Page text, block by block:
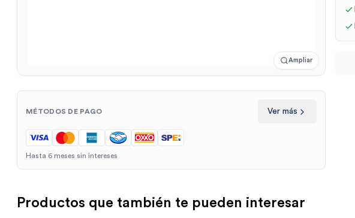
Ampliar
MÉTODOS DE PAGO Ver más
Hasta 6 meses sin intereses
Productos que también te pueden interesar